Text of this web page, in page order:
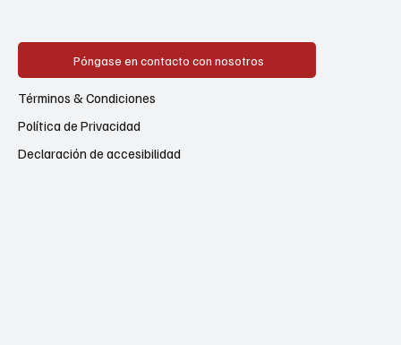
Póngase en contacto con nosotros
Política de Privacidad
Términos & Condiciones
Declaración de accesibilidad